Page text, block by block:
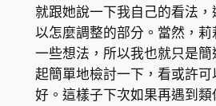
就跟她說一下我自己的看法
以怎麼調整的部分。當然，
一些想法，所以我也就只是
起簡單地檢討一下，看或許
好。這樣子下次如果再遇到